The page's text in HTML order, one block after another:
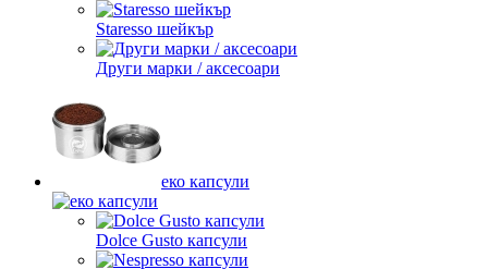
Staresso шейкър
Други марки / аксесоари
еко капсули
Dolce Gusto капсули